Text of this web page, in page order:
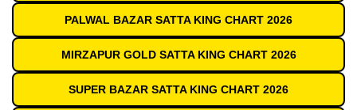
PALWAL BAZAR SATTA KING CHART 2026
MIRZAPUR GOLD SATTA KING CHART 2026
SUPER BAZAR SATTA KING CHART 2026